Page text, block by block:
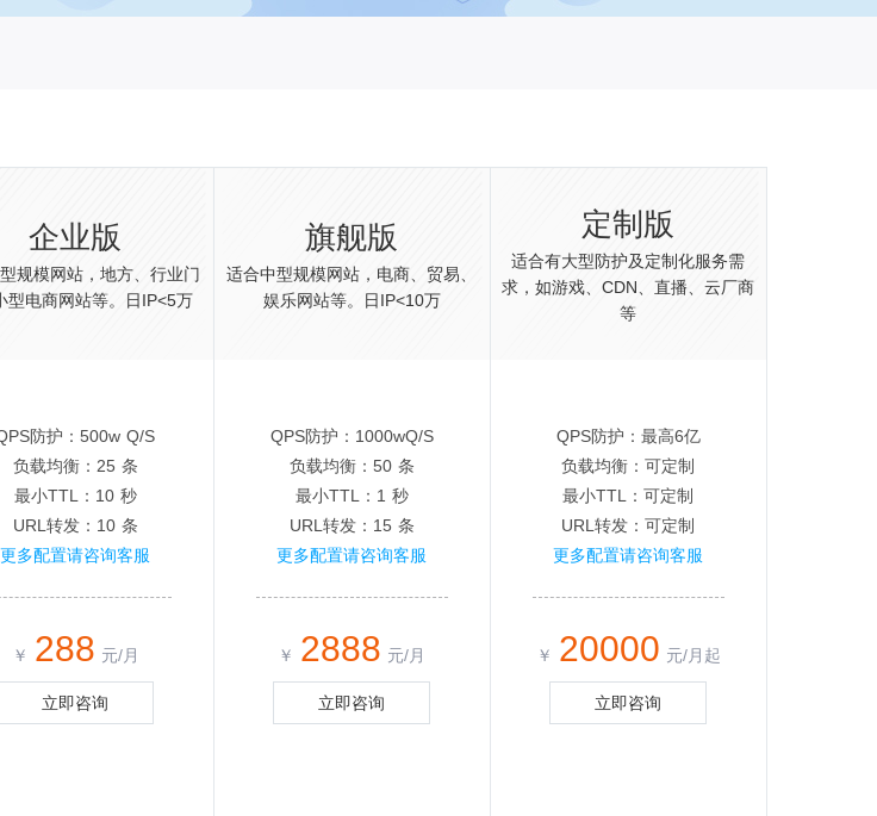
企业版
规模网站，地方、行业门
型电商网站等。日IP<5万
防护：500w Q/S
负载均衡：25 条
最小TTL：10 秒
URL转发：10 条
更多配置请咨询客服
￥ 288 元/月
立即咨询
旗舰版
适合中型规模网站，电商、贸易、
娱乐网站等。日IP<10万
QPS防护：1000wQ/S
负载均衡：50 条
最小TTL：1 秒
URL转发：15 条
更多配置请咨询客服
￥ 2888 元/月
立即咨询
定制版
适合有大型防护及定制化服务需
求，如游戏、CDN、直播、云厂商
等
QPS防护：最高6亿
负载均衡：可定制
最小TTL：可定制
URL转发：可定制
更多配置请咨询客服
￥ 20000 元/月起
立即咨询